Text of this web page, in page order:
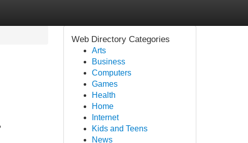
Web Directory Categories
Arts
Business
Computers
Games
Health
Home
Internet
Kids and Teens
News